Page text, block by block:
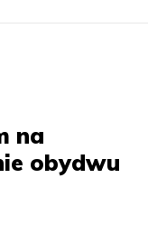
na
obydwu